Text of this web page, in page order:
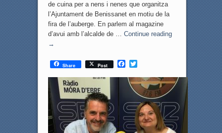
de cuina per a nens i nenes que organitza
l’Ajuntament de Benissanet en motiu de la
fira de l’auberge. En parlem al magazine
d’avui amb l’alcalde de … Continue reading
→
Share Post
F
c
e
o
o
k
T
i
t
e
r